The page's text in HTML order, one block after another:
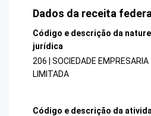
Dados da receita federal
Código e descrição da
jurídica
206 | SOCIEDADE EMPRESARIA
LIMITADA
Código e descrição da